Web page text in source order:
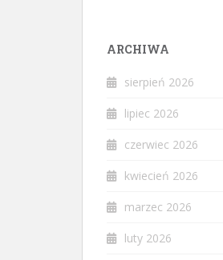
ARCHIWA
sierpień 2026
lipiec 2026
czerwiec 2026
kwiecień 2026
marzec 2026
luty 2026